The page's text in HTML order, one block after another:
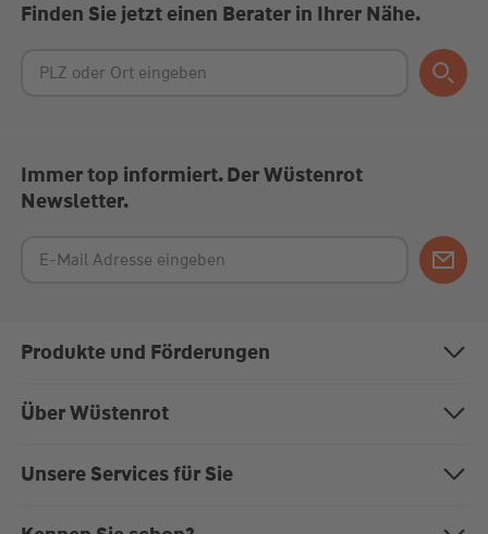
Finden Sie jetzt einen Berater in Ihrer Nähe.
Immer top informiert. Der Wüstenrot
Newsletter.
Produkte und Förderungen
Bausparen
Über Wüstenrot
Über uns
Unsere Services für Sie
Magazin "Mein EigenHeim"